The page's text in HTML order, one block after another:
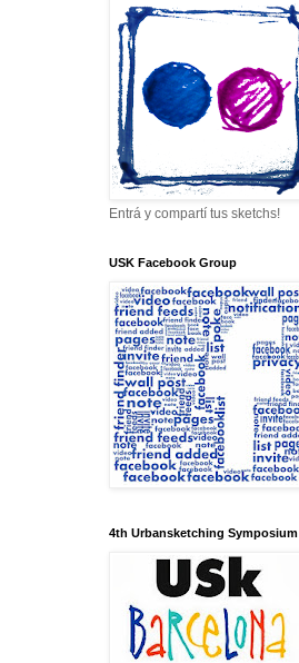
Entrá y compartí tus sketchs!
USK Facebook Group
4th Urbansketching Symposium